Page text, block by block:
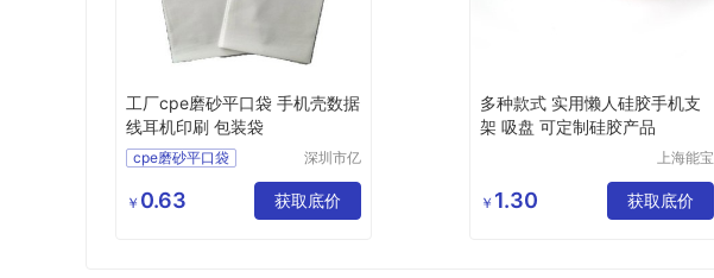
工厂cpe磨砂平口袋 手机壳数据
线耳机印刷 包装袋
cpe磨砂平口袋
数据线包装袋
深圳市亿
制品有限
公司
￥ 0.63 获取底价
多种款式 实用懒人硅胶手机支
架 吸盘 可定制硅胶产品
上海能宝
公司
￥ 1.30 获取底价